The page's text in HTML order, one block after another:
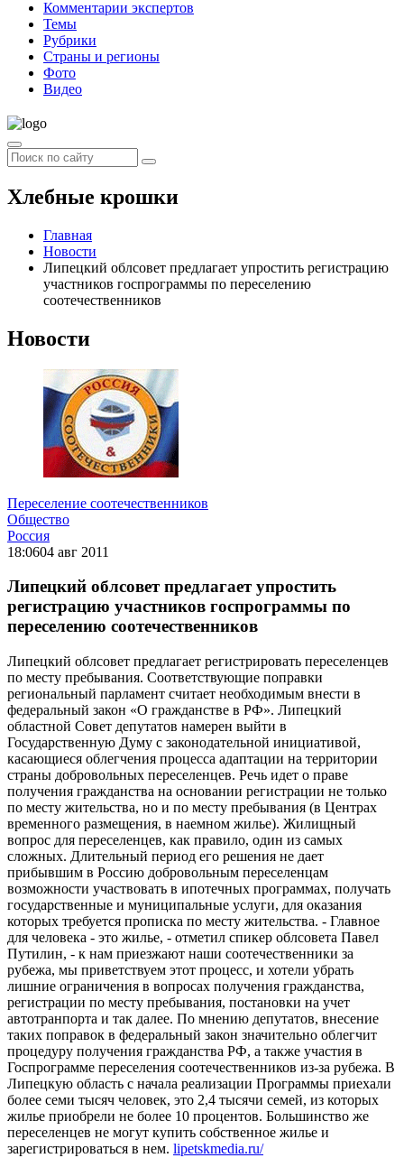
Комментарии экспертов
Темы
Рубрики
Страны и регионы
Фото
Видео
Хлебные крошки
Главная
Новости
Липецкий облсовет предлагает упростить регистрацию
участников госпрограммы по переселению
соотечественников
Новости
Переселение соотечественников
Общество
Россия
18:0604 авг 2011
Липецкий облсовет предлагает упростить
регистрацию участников госпрограммы по
переселению соотечественников
Липецкий облсовет предлагает регистрировать переселенцев
по месту пребывания. Соответствующие поправки
региональный парламент считает необходимым внести в
федеральный закон «О гражданстве в РФ». Липецкий
областной Совет депутатов намерен выйти в
Государственную Думу с законодательной инициативой,
касающиеся облегчения процесса адаптации на территории
страны добровольных переселенцев. Речь идет о праве
получения гражданства на основании регистрации не только
по месту жительства, но и по месту пребывания (в Центрах
временного размещения, в наемном жилье). Жилищный
вопрос для переселенцев, как правило, один из самых
сложных. Длительный период его решения не дает
прибывшим в Россию добровольным переселенцам
возможности участвовать в ипотечных программах, получать
государственные и муниципальные услуги, для оказания
которых требуется прописка по месту жительства. - Главное
для человека - это жилье, - отметил спикер облсовета Павел
Путилин, - к нам приезжают наши соотечественники за
рубежа, мы приветствуем этот процесс, и хотели убрать
лишние ограничения в вопросах получения гражданства,
регистрации по месту пребывания, постановки на учет
автотранпорта и так далее. По мнению депутатов, внесение
таких поправок в федеральный закон значительно облегчит
процедуру получения гражданства РФ, а также участия в
Госпрограмме переселения соотечественников из-за рубежа. В
Липецкую область с начала реализации Программы приехали
более семи тысяч человек, это 2,4 тысячи семей, из которых
жилье приобрели не более 10 процентов. Большинство же
переселенцев не могут купить собственное жилье и
зарегистрироваться в нем. lipetskmedia.ru/